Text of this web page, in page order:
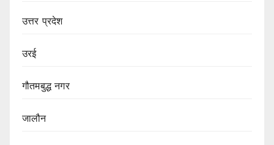
उत्तर प्रदेश
उरई
गौतमबुद्ध नगर
जालौन